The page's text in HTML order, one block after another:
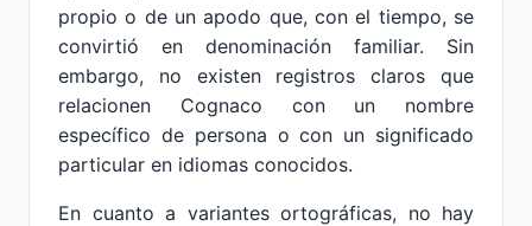
propio o de un apodo que, con el tiempo, se
convirtió en denominación familiar. Sin
embargo, no existen registros claros que
relacionen Cognaco con un nombre
específico de persona o con un significado
particular en idiomas conocidos.
En cuanto a variantes ortográficas, no hay